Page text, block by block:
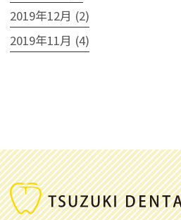
2019年12月 (2)
2019年11月 (4)